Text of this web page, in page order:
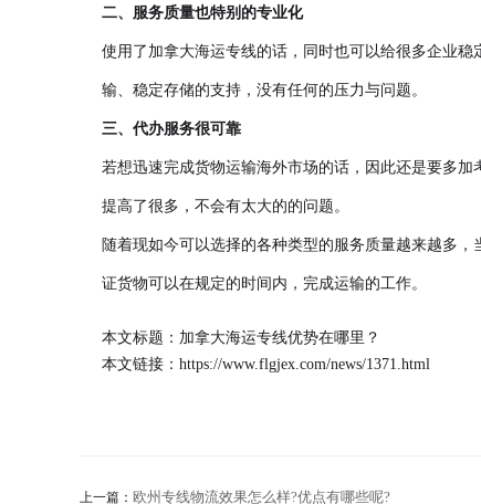
二、服务质量也特别的专业化
使用了加拿大海运专线的话，同时也可以给很多企业
输、稳定存储的支持，没有任何的压力与问题。
三、代办服务很可靠
若想迅速完成货物运输海外市场的话，因此还是要多
提高了很多，不会有太大的的问题。
随着现如今可以选择的各种类型的服务质量越来越多，
证货物可以在规定的时间内，完成运输的工作。
本文标题：加拿大海运专线优势在哪里？
本文链接： https://www.flgjex.com/news/1371.html
上一篇： 欧州专线物流效果怎么样?优点有哪些呢?